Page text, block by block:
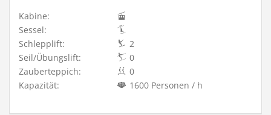
Kabine:
Sessel:
Schlepplift:
2
Seil/Übungslift:
0
Zauberteppich:
0
Kapazität:
1600 Personen / h